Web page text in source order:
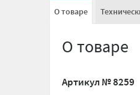
О товаре
О товаре
Артикул №8259